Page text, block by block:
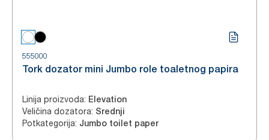
555000
Tork dozator mini Jumbo role toaletnog papira
Linija proizvoda: Elevation
Veličina dozatora: Srednji
Potkategorija: Jumbo toilet paper